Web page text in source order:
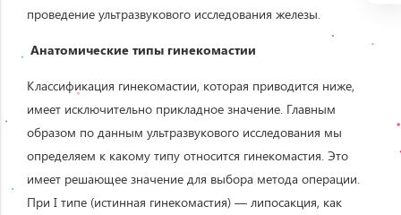
проведение ультразвукового исследования железы.
Анатомические типы гинекомастии
Классификация гинекомастии, которая приводится ниже,
имеет исключительно прикладное значение. Главным
образом по данным ультразвукового исследования мы
определяем к какому типу относится гинекомастия. Это
имеет решающее значение для выбора метода операции.
При I типе (истинная гинекомастия) — липосакция, как